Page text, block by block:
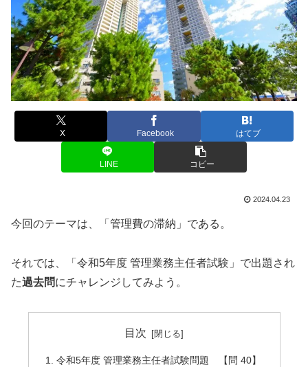
X Facebook はてブ
LINE コピー
2024.04.23
今回のテーマは、「管理費の滞納」である。
それでは、「令和5年度 管理業務主任者試験」で出題され
た過去問にチャレンジしてみよう。
目次
令和5年度 管理業務主任者試験問題 【問 40】